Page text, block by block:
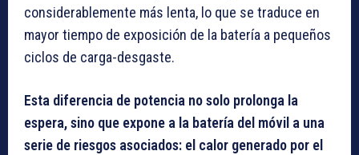
considerablemente más lenta, lo que se traduce en
mayor tiempo de exposición de la batería a pequeños
ciclos de carga-desgaste.
Esta diferencia de potencia no solo prolonga la
espera, sino que expone a la batería del móvil a una
serie de riesgos asociados: el calor generado por el